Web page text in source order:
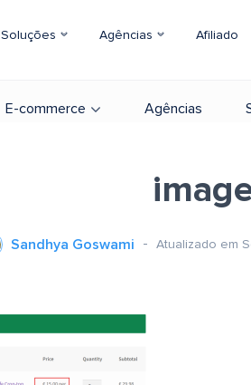
Soluções Agências Afiliado
E-commerce Agências
Sandhya Goswami Atualizado em